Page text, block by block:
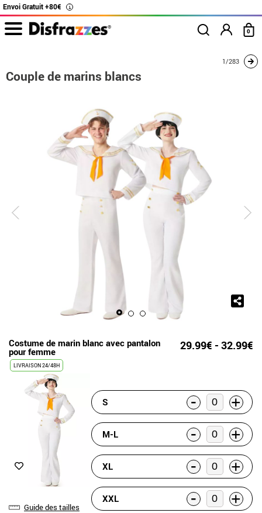
Envoi Gratuit +80€ i
0
Couple de marins
1/283
Couple de marins blancs
Costume de marin blanc avec pantalon
pour femme 29.99€ - 32.99€
LIVRAISON 24/48H
Guide des tailles
S - +
M-L - +
XL - +
XXL - +